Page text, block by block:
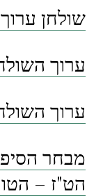
שולחן
ערוך
ערוך
מבחר
הט"ז –